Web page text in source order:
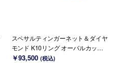
スペサルティンガーネット＆ダイヤ
モンド K10リング オーバルカット ~
Ello Ulmia~ 1月誕生石(K18/PT変更
￥93,500 (税込)